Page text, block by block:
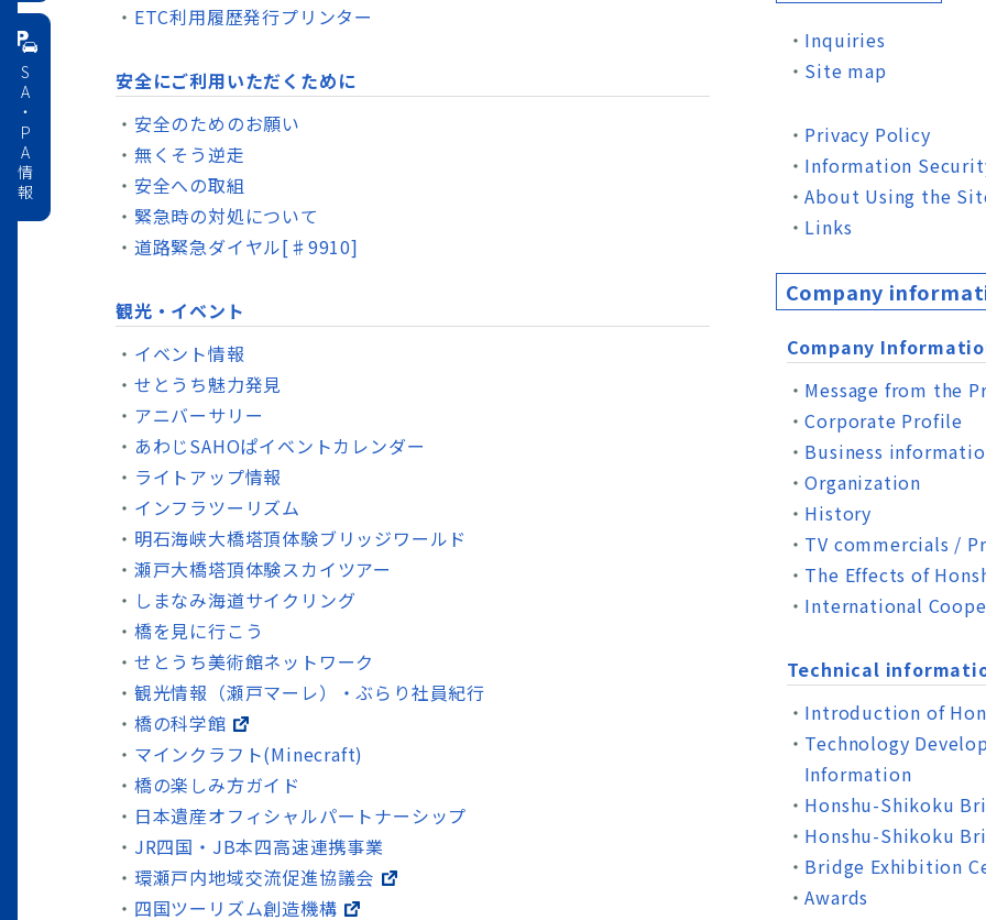
ETC利用履歴発行プリンター
安全にご利用いただくために
安全のためのお願い
無くそう逆走
安全への取組
緊急時の対処について
道路緊急ダイヤル[♯9910]
観光・イベント
イベント情報
せとうち魅力発見
アニバーサリー
あわじSAHOぱイベントカレンダー
ライトアップ情報
インフラツーリズム
明石海峡大橋塔頂体験ブリッジワールド
瀬戸大橋塔頂体験スカイツアー
しまなみ海道サイクリング
橋を見に行こう
せとうち美術館ネットワーク
観光情報（瀬戸マーレ）・ぶらり社員紀行
橋の科学館
マインクラフト(Minecraft)
橋の楽しみ方ガイド
日本遺産オフィシャルパートナーシップ
JR四国・JB本四高速連携事業
環瀬戸内地域交流促進協議会
四国ツーリズム創造機構
Inquiries
Site map
Privacy Policy
Information
About Using the
Links
Company
Company
Message from the
Corporate Profile
Business
Organization
History
TV commercials /
The Effects of
International
Technical
Introduction of
Technology
Information
Honshu-Shikoku
Honshu-Shikoku
Bridge Exhibition
Awards
SA・PA情報